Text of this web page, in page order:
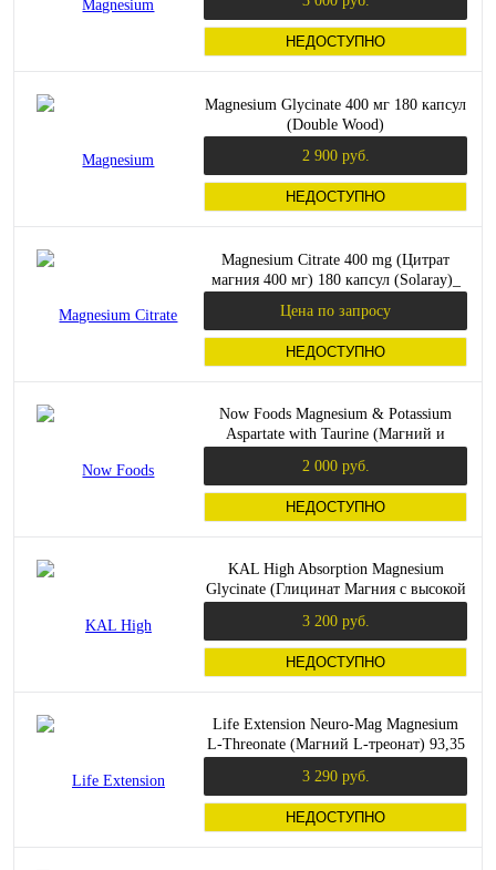
НЕДОСТУПНО
Magnesium Glycinate 400 мг 180 капсул
(Double Wood)
2 900 руб.
НЕДОСТУПНО
Magnesium Citrate 400 mg (Цитрат
магния 400 мг) 180 капсул (Solaray)_
Цена по запросу
НЕДОСТУПНО
Now Foods Magnesium & Potassium
Aspartate with Taurine (Магний и
растительных капсул
2 000 руб.
НЕДОСТУПНО
KAL High Absorption Magnesium
Glycinate (Глицинат Магния с высокой
капсул
3 200 руб.
НЕДОСТУПНО
Life Extension Neuro-Mag Magnesium
L-Threonate (Магний L-треонат) 93,35
3 290 руб.
НЕДОСТУПНО